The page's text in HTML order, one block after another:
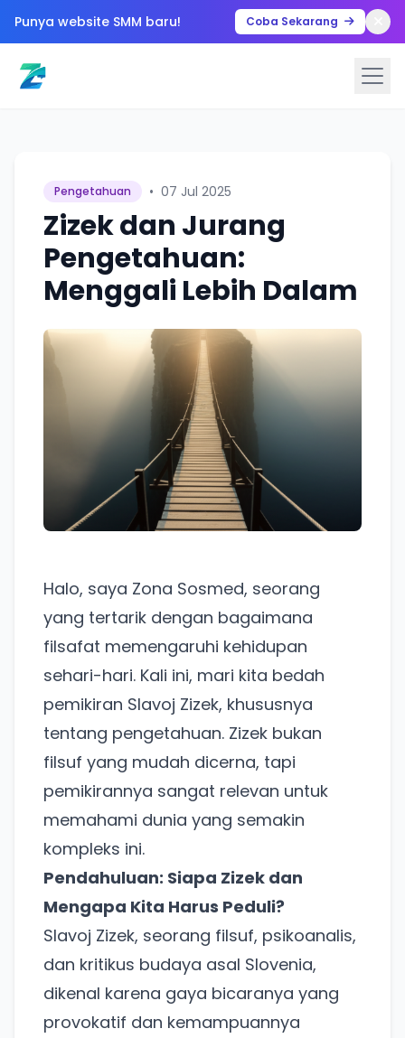
Punya website SMM baru! Coba Sekarang
Pengetahuan • 07 Jul 2025
Zizek dan Jurang
Pengetahuan:
Menggali Lebih Dalam
Halo, saya Zona Sosmed, seorang
yang tertarik dengan bagaimana
filsafat memengaruhi kehidupan
sehari-hari. Kali ini, mari kita bedah
pemikiran Slavoj Zizek, khususnya
tentang pengetahuan. Zizek bukan
filsuf yang mudah dicerna, tapi
pemikirannya sangat relevan untuk
memahami dunia yang semakin
kompleks ini.
Pendahuluan: Siapa Zizek dan
Mengapa Kita Harus Peduli?
Slavoj Zizek, seorang filsuf, psikoanalis,
dan kritikus budaya asal Slovenia,
dikenal karena gaya bicaranya yang
provokatif dan kemampuannya